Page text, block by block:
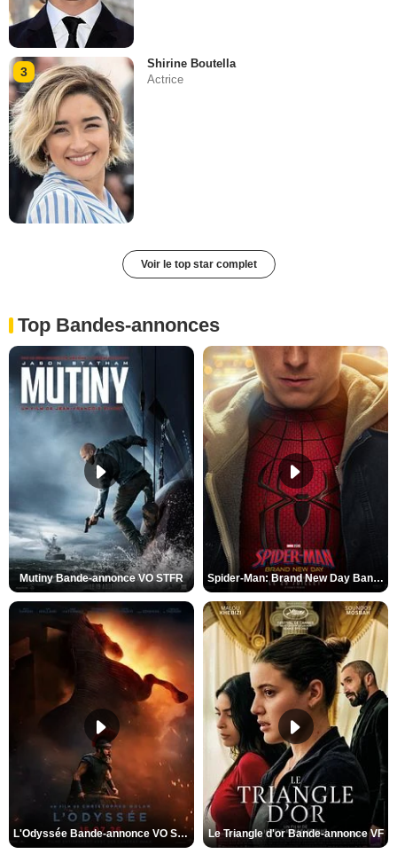
3
Shirine Boutella
Actrice
Voir le top star complet
Top Bandes-annonces
Mutiny Bande-annonce VO STFR Spider-Man: Brand New Day Bande-annonce VO STFR
L'Odyssée Bande-annonce VO STFR Le Triangle d'or Bande-annonce VF